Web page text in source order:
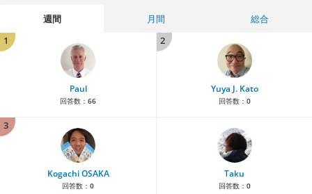
週間 月間
総合
1
Paul
回答数： 66
2
Yuya J. Kato
回答数： 0
3
Kogachi OSAKA
回答数： 0
Taku
回答数： 0